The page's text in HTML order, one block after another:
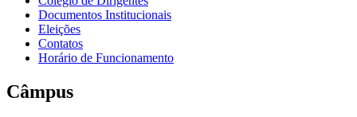
Documentos Institucionais
Eleições
Contatos
Horário de Funcionamento
Câmpus